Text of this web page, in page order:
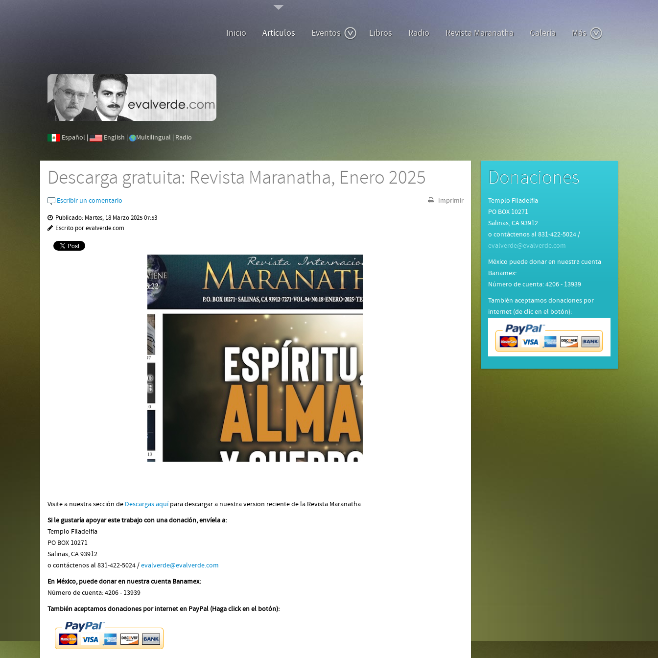
Inicio Artículos Eventos Libros Radio Revista Maranatha Galería Más
Español English Multilingual Radio
Descarga gratuita: Revista Maranatha, Enero 2025
Imprimir
Escribir un comentario
Publicado: Martes, 18 Marzo 2025 07:53
Escrito por evalverde.com
Visite a nuestra sección de Descargas aquí para descargar a nuestra version reciente de la Revista Maranatha.
Si le gustaría apoyar este trabajo con una donación, envíela a:
Templo Filadelfia
PO BOX 10271
Salinas, CA 93912
o contáctenos al 831-422-5024 /evalverde@evalverde.com
En México, puede donar en nuestra cuenta Banamex:
Número de cuenta: 4206 - 13939
También aceptamos donaciones por internet en PayPal (Haga click en el botón):
Donaciones
Templo Filadelfia
PO BOX 10271
Salinas, CA 93912
o contáctenos al 831-422-5024 /
evalverde@evalverde.com
México puede donar en nuestra cuenta
Banamex:
Número de cuenta: 4206 - 13939
También aceptamos donaciones por
internet (de clic en el botón):